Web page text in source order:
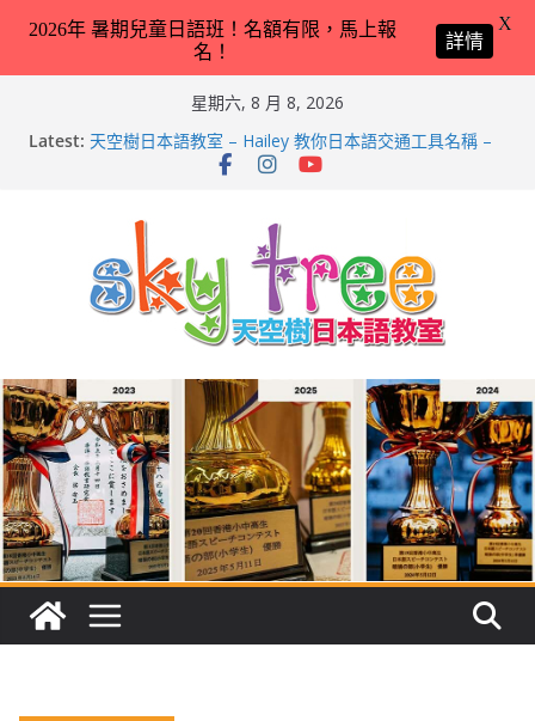
星期六, 8 月 8, 2026
Latest: 天空樹日本語教室 – Hailey 教你日本語交通工具名稱 –
2026兒童日語暑期班（適合完全未學過日語 3 － 11 歲
小朋友）！
天空樹日本語教室 – Tyler 教你動物園／水族館常見動物
名稱 – 2026-Feb-19
天空樹日本語教室 – Markus 教你動物園／水族館常見動
2026年 暑期兒童日語班！名額有限，馬上報
名！
詳情
X